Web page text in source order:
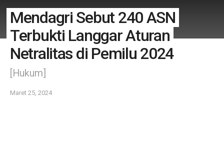
Mendagri Sebut 240 ASN
Terbukti Langgar Aturan
Netralitas di Pemilu 2024
[Hukum]
Maret 25, 2024